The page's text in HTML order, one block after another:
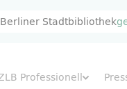
Berliner Stadtbibliothek
Professionell